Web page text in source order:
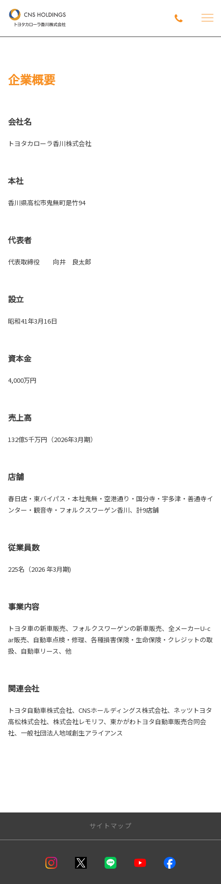
企業概要
会社名
トヨタカローラ香川株式会社
本社
香川県高松市鬼無町是竹94
代表者
代表取締役 向井 良太郎
設立
昭和41年3月16日
資本金
4,000万円
売上高
132億5千万円（2026年3月期）
店舗
春日店・東バイパス・本社鬼無・空港通り・国分寺・宇多津・善通寺イ
ンター・観音寺・フォルクスワーゲン香川、計9店舗
従業員数
225名（2026 年3月期)
事業内容
トヨタ車の新車販売、フォルクスワーゲンの新車販売、全メーカーU-c
ar販売、自動車点検・修理、各種損害保険・生命保険・クレジットの取
扱、自動車リース、他
関連会社
トヨタ自動車株式会社、CNSホールディングス株式会社、ネッツトヨタ
高松株式会社、株式会社レモリフ、東かがわトヨタ自動車販売合同会
社、一般社団法人地域創生アライアンス
サイトマップ